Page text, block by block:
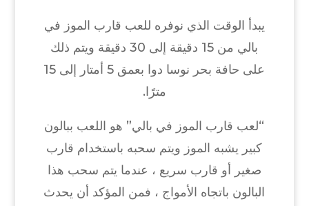
يبدأ الوقت الذي نوفره للعب قارب الموز في
بالي من 15 دقيقة إلى 30 دقيقة ويتم ذلك
على حافة بحر نوسا دوا بعمق 5 أمتار إلى 15
مترًا.
“لعب قارب الموز في بالي” هو اللعب ببالون
كبير يشبه الموز ويتم سحبه باستخدام قارب
صغير أو قارب سريع ، عندما يتم سحب هذا
البالون باتجاه الأمواج ، فمن المؤكد أن يحدث